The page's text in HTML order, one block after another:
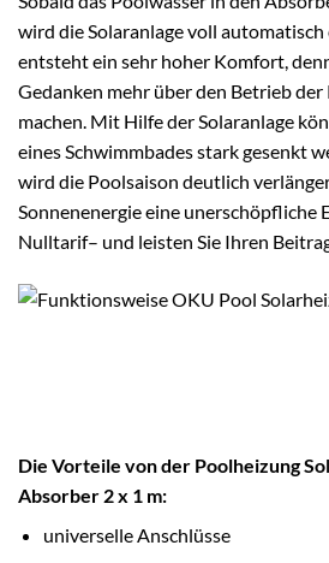
wird die Solaranlage voll
entsteht ein sehr hoher Komfort,
Gedanken mehr über den Betrieb
machen. Mit Hilfe der Solaranlage
eines Schwimmbades stark gesenkt
wird die Poolsaison deutlich
Sonnenenergie eine unerschöpfliche
Nulltarif– und leisten Sie Ihren
Die Vorteile von der Poolheizung
Absorber 2 x 1 m:
universelle Anschlüsse